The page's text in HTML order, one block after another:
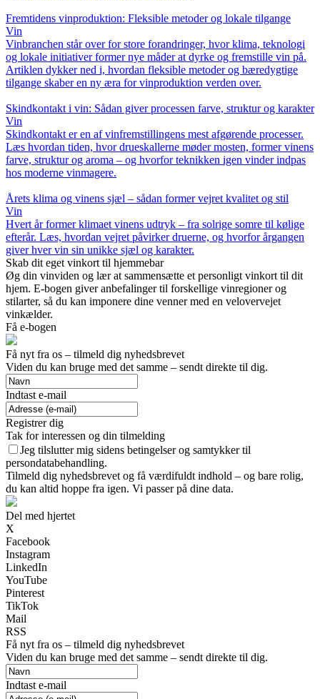
Fremtidens vinproduktion: Fleksible metoder og lokale tilgange
Vin
Vinbranchen står over for store forandringer, hvor klima, teknologi
og lokale initiativer former nye måder at dyrke og fremstille vin på.
Artiklen dykker ned i, hvordan fleksible metoder og bæredygtige
tilgange skaber en ny æra for vinproduktion verden over.
Skindkontakt i vin: Sådan giver processen farve, struktur og karakter
Vin
Skindkontakt er en af vinfremstillingens mest afgørende processer.
Læs hvordan tiden, hvor drueskallerne møder mosten, former vinens
farve, struktur og aroma – og hvorfor teknikken igen vinder indpas
hos moderne vinmagere.
Årets klima og vinens sjæl – sådan former vejret kvalitet og stil
Vin
Hvert år former klimaet vinens udtryk – fra solrige somre til kølige
efterår. Læs, hvordan vejret påvirker druerne, og hvorfor årgangen
giver hver vin sin unikke sjæl og karakter.
Skab dit eget vinkort til hjemmebar
Øg din vinviden og lær at sammensætte et personligt vinkort til dit
hjem. E-bogen giver anbefalinger til forskellige vinregioner og
stilarter, så du kan imponere dine venner med en velovervejet
vinkælder.
Få e-bogen
Få nyt fra os – tilmeld dig nyhedsbrevet
Viden du kan bruge med det samme – sendt direkte til dig.
Indtast e-mail
Registrer dig
Tak for interessen og din tilmelding
Jeg tilslutter mig sidens betingelser og samtykker til
persondatabehandling.
Tilmeld dig nyhedsbrevet og få værdifuldt indhold – og bare rolig,
du kan altid hoppe fra igen. Vi passer på dine data.
Del med hjertet
X
Facebook
Instagram
LinkedIn
YouTube
Pinterest
TikTok
Mail
RSS
Få nyt fra os – tilmeld dig nyhedsbrevet
Viden du kan bruge med det samme – sendt direkte til dig.
Indtast e-mail